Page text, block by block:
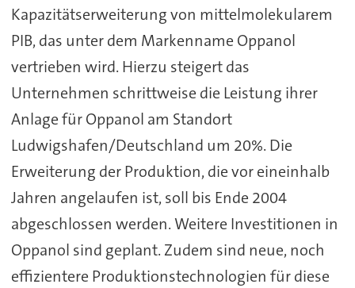
Kapazitätserweiterung von mittelmolekularem
PIB, das unter dem Markenname Oppanol
vertrieben wird. Hierzu steigert das
Unternehmen schrittweise die Leistung ihrer
Anlage für Oppanol am Standort
Ludwigshafen/Deutschland um 20%. Die
Erweiterung der Produktion, die vor eineinhalb
Jahren angelaufen ist, soll bis Ende 2004
abgeschlossen werden. Weitere Investitionen in
Oppanol sind geplant. Zudem sind neue, noch
effizientere Produktionstechnologien für diese